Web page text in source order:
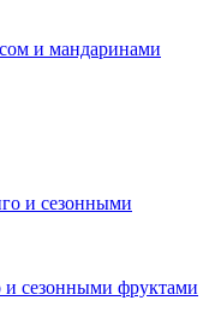
и мандаринами
и сезонными фруктами